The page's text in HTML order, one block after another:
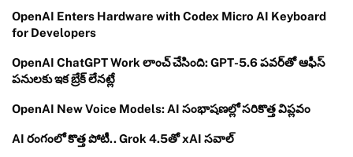
OpenAI Enters Hardware with Codex Micro AI Keyboard
for Developers
OpenAI ChatGPT Work లాంచ్ చేసింది: GPT-5.6 పవర్‌తో ఆఫీస్
పనులకు ఇక బ్రేక్ లేనట్లే
OpenAI New Voice Models: AI సంభాషణల్లో సరికొత్త విప్లవం
AI రంగంలో కొత్త పోటీ.. Grok 4.5తో xAI సవాల్